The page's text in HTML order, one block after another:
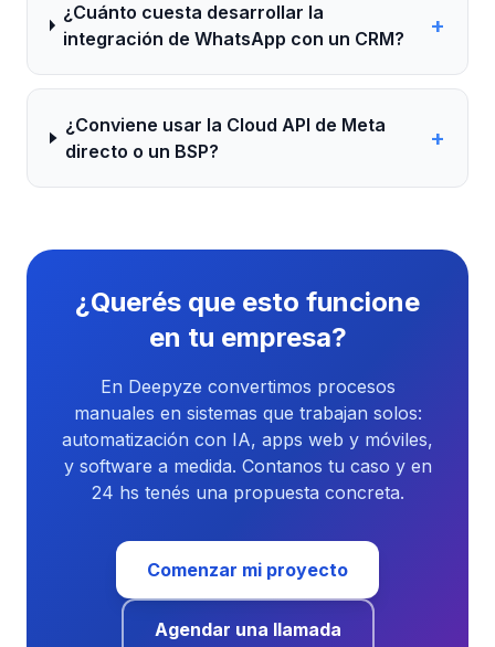
¿Cuánto cuesta desarrollar la
integración de WhatsApp con un CRM?
+
¿Conviene usar la Cloud API de Meta
directo o un BSP?
+
¿Querés que esto funcione
en tu empresa?
En Deepyze convertimos procesos
manuales en sistemas que trabajan solos:
automatización con IA, apps web y móviles,
y software a medida. Contanos tu caso y en
24 hs tenés una propuesta concreta.
Comenzar mi proyecto
Agendar una llamada